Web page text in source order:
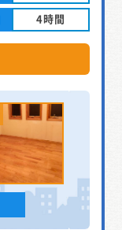
4時間